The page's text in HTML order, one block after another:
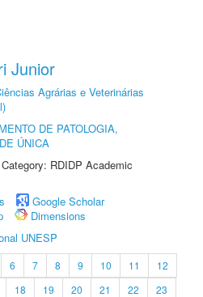
Junior
Agrárias e Veterinárias
DE PATOLOGIA,
ÚNICA
RDIDP Academic
Google Scholar
Dimensions
UNESP
6 7 8 9 10 11
12
18 19 20 21 22
23